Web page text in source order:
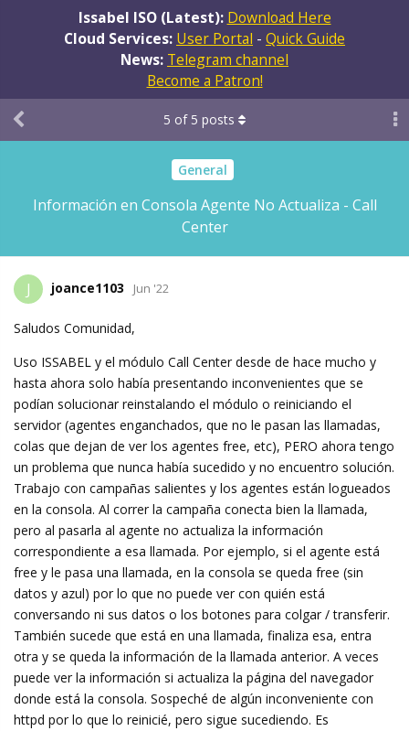
Issabel ISO (Latest): Download Here
Cloud Services: User Portal - Quick Guide
News: Telegram channel
Become a Patron!
General
Información en Consola Agente No Actualiza - Call
Center
5 of 5 posts
J joance1103 Jun '22
Saludos Comunidad,
Uso ISSABEL y el módulo Call Center desde de hace mucho y
hasta ahora solo había presentando inconvenientes que se
podían solucionar reinstalando el módulo o reiniciando el
servidor (agentes enganchados, que no le pasan las llamadas,
colas que dejan de ver los agentes free, etc), PERO ahora tengo
un problema que nunca había sucedido y no encuentro solución.
Trabajo con campañas salientes y los agentes están logueados
en la consola. Al correr la campaña conecta bien la llamada,
pero al pasarla al agente no actualiza la información
correspondiente a esa llamada. Por ejemplo, si el agente está
free y le pasa una llamada, en la consola se queda free (sin
datos y azul) por lo que no puede ver con quién está
conversando ni sus datos o los botones para colgar / transferir.
También sucede que está en una llamada, finaliza esa, entra
otra y se queda la información de la llamada anterior. A veces
puede ver la información si actualiza la página del navegador
donde está la consola. Sospeché de algún inconveniente con
httpd por lo que lo reinicié, pero sigue sucediendo. Es